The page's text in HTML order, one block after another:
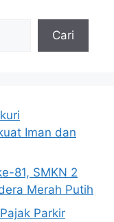
Cari
Iman dan
81, SMKN 2
Merah Putih
Parkir